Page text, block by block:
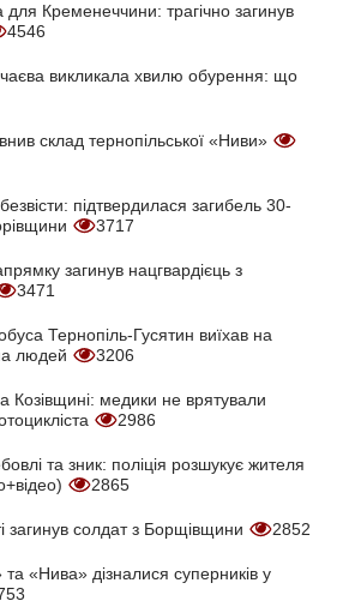
Кременеччини: трагічно загинув
4546
викликала хвилю обурення: що
склад тернопільської «Ниви»
підтвердилася загибель 30-
3717
загинув нацгвардієць з
3471
Тернопіль-Гусятин виїхав на
людей
3206
медики не врятували
2986
та зник: поліція розшукує жителя
2865
загинув солдат з Борщівщини 2852
«Нива» дізналися суперників у